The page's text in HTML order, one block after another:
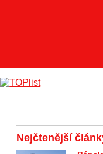
Nejčtenější